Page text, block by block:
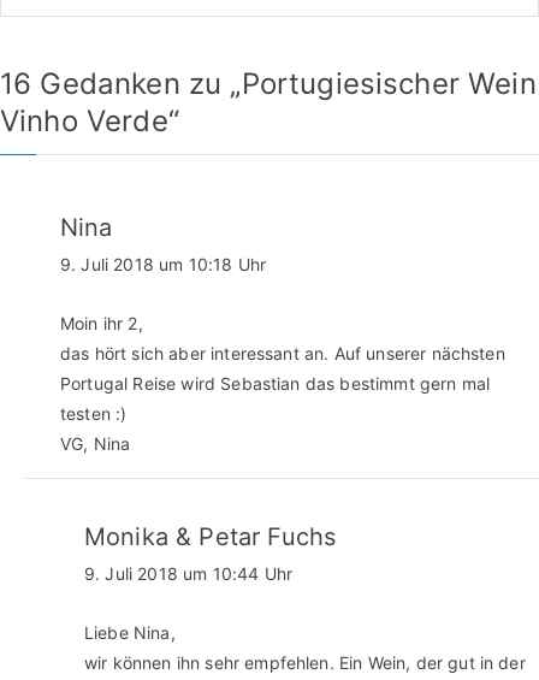
16 Gedanken zu „Portugiesischer Wein
Vinho Verde“
Nina
9. Juli 2018 um 10:18 Uhr
Moin ihr 2,
das hört sich aber interessant an. Auf unserer nächsten
Portugal Reise wird Sebastian das bestimmt gern mal
testen :)
VG, Nina
Monika & Petar Fuchs
9. Juli 2018 um 10:44 Uhr
Liebe Nina,
wir können ihn sehr empfehlen. Ein Wein, der gut in der